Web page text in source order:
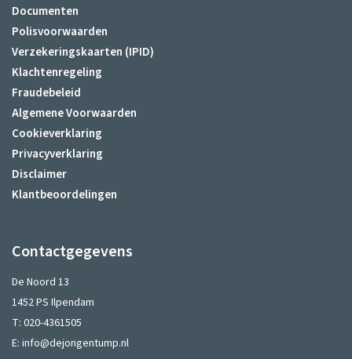
Documenten
Polisvoorwaarden
Verzekeringskaarten (IPID)
Klachtenregeling
Fraudebeleid
Algemene Voorwaarden
Cookieverklaring
Privacyverklaring
Disclaimer
Klantbeoordelingen
Contactgegevens
De Noord 13
1452 PS Ilpendam
T: 020-4361505
E: info@dejongentump.nl